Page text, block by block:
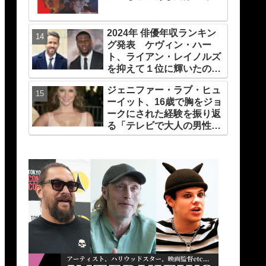
2024年 俳優年収ランキン
グ発表 ケヴィン・ハー
ト、ライアン・レイノルズ
を抑えて１位に輝いたの
は？
ジェニファー・ラブ・ヒュ
ーイット、16歳で胸をジョ
ークにされた経験を振り返
る「テレビで大人の男性が
私の胸を話題にするなん